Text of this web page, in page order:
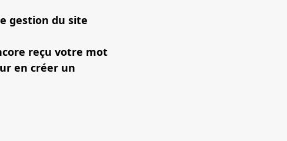
gestion du site
reçu votre mot
en créer un